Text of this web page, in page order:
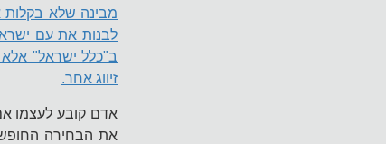
מבינה שלא בקלות
לבנות את עם
ב"כלל ישראל"
זיווג אחר.
אדם קובע לעצמו אם
את הבחירה